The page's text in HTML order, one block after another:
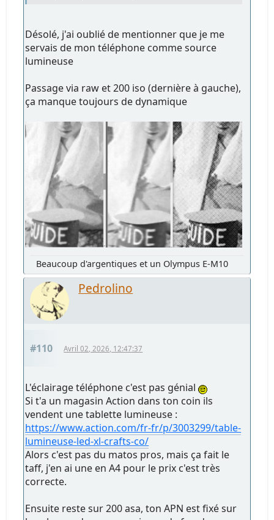
Désolé, j'ai oublié de mentionner que je me
servais de mon téléphone comme source
lumineuse
Passage via raw et 200 iso (dernière à gauche),
ça manque toujours de dynamique
Beaucoup d'argentiques et un Olympus E-M10
Pedrolino
#110 Avril 02, 2026, 12:47:37
L'éclairage téléphone c'est pas génial
Si t'a un magasin Action dans ton coin ils
vendent une tablette lumineuse :
https://www.action.com/fr-fr/p/3003299/table-
lumineuse-led-xl-crafts-co/
Alors c'est pas du matos pros, mais ça fait le
taff, j'en ai une en A4 pour le prix c'est très
correcte.
Ensuite reste sur 200 asa, ton APN est fixé sur